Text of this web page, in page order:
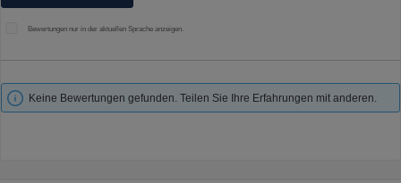
Bewertungen nur in der aktuellen Sprache anzeigen.
Keine Bewertungen gefunden. Teilen Sie Ihre Erfahrungen mit anderen.